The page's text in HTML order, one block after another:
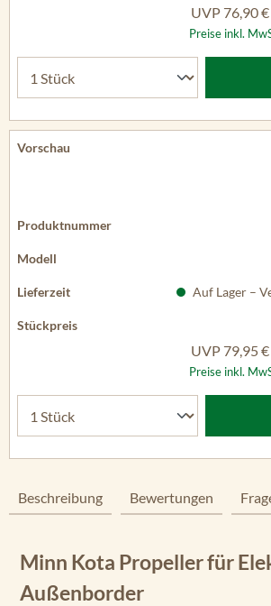
UVP 76,90 €
Preise inkl.
Auf Lager –
UVP 79,95 €
Preise inkl.
Beschreibung Bewertungen
Minn Kota Propeller für
Außenborder